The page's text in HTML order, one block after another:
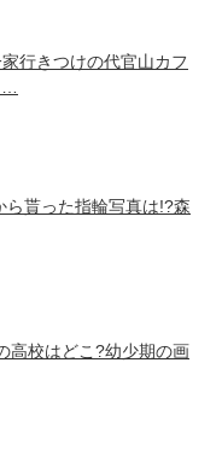
行きつけの代官山カフ
…
ら貰った指輪写真は!?森
高校はどこ?幼少期の画